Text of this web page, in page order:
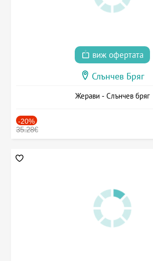
виж офертата
Слънчев Бряг
Жерави - Слънчев бряг
-20%
35.28€